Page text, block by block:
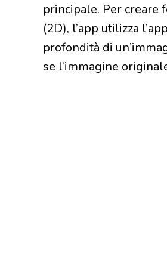
principale. Per creare
(2D), l’app utilizza
profondità di
se l’immagine